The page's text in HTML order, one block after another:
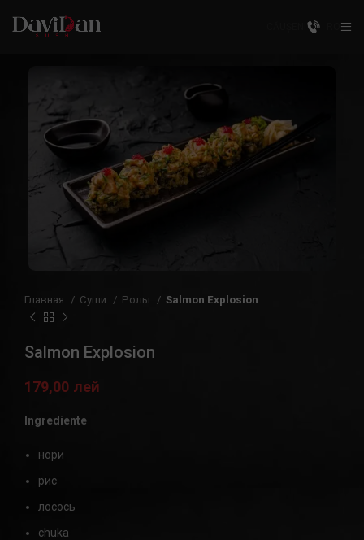
Главная Суши Ролы Salmon Explosion
Salmon Explosion
179,00 лей
Ingrediente
нори
рис
лосось
chuka